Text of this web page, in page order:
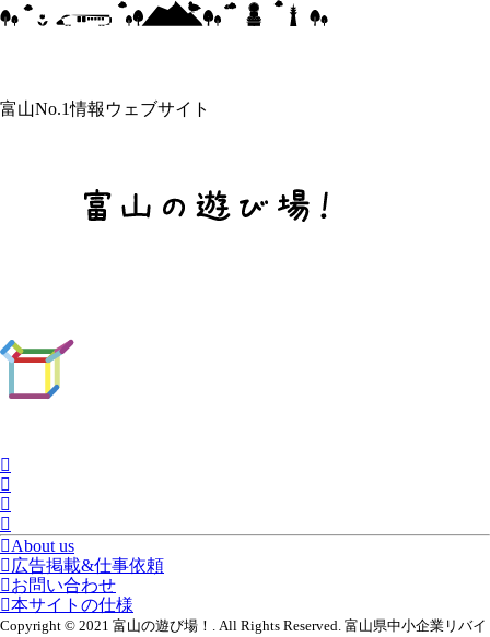
富山No.1情報ウェブサイト
About us
広告掲載&仕事依頼
お問い合わせ
本サイトの仕様
Copyright © 2021 富山の遊び場！. All Rights Reserved. 富山県中小企業リバイ